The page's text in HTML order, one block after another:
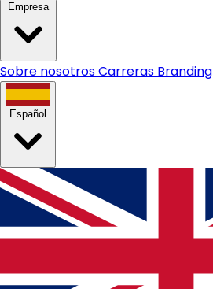
Empresa
Sobre nosotrosCarreras Branding
Español